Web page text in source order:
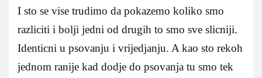
I sto se vise trudimo da pokazemo koliko smo
razliciti i bolji jedni od drugih to smo sve slicniji.
Identicni u psovanju i vrijedjanju. A kao sto rekoh
jednom ranije kad dodje do psovanja tu smo tek